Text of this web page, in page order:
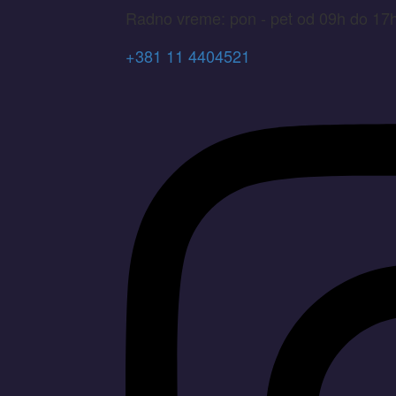
Radno vreme: pon - pet od 09h do
+381 11 4404521